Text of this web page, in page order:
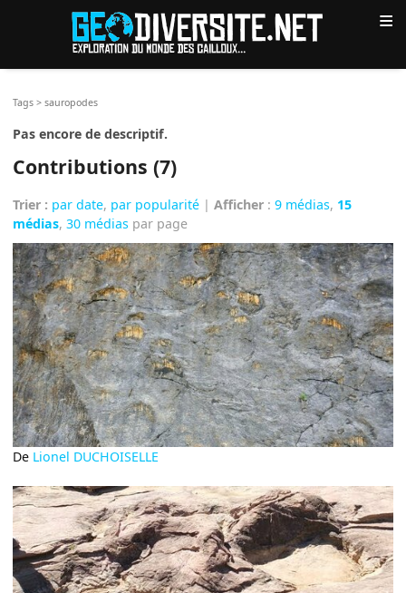
≡
Tags >sauropodes
Pas encore de descriptif.
Contributions (7)
Trier : par date, par popularité |Afficher :9 médias, 15
médias,30 médias par page
De Lionel DUCHOISELLE